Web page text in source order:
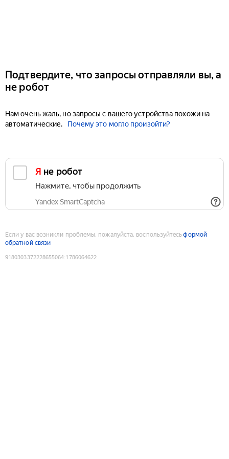
Подтвердите, что запросы отправляли вы, а
не робот
Нам очень жаль, но запросы с вашего устройства похожи на
автоматические.
Почему это могло произойти?
Я не робот
Нажмите, чтобы продолжить
Yandex SmartCaptcha
Если у вас возникли проблемы, пожалуйста, воспользуйтесьформой
обратной связи
9180303372228655064:1786064622